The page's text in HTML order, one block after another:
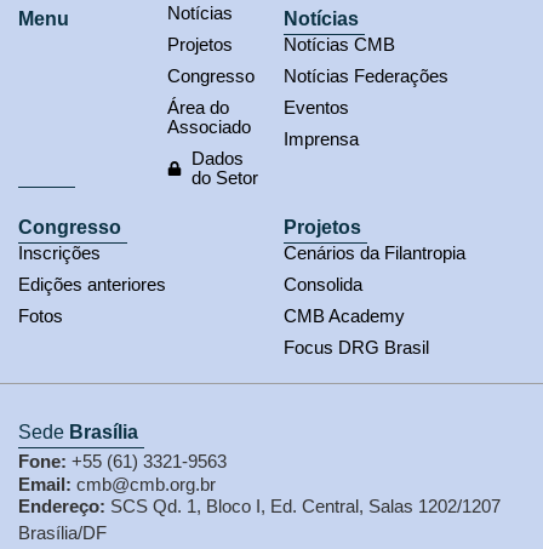
Menu
Notícias
Projetos
Congresso
Área do
Associado
Dados
do Setor
Notícias
Notícias CMB
Notícias Federações
Eventos
Imprensa
Congresso
Inscrições
Edições anteriores
Fotos
Projetos
Cenários da Filantropia
Consolida
CMB Academy
Focus DRG Brasil
Sede Brasília
Fone: +55 (61) 3321-9563
Email: cmb@cmb.org.br
Endereço: SCS Qd. 1, Bloco I, Ed. Central, Salas 1202/1207
Brasília/DF